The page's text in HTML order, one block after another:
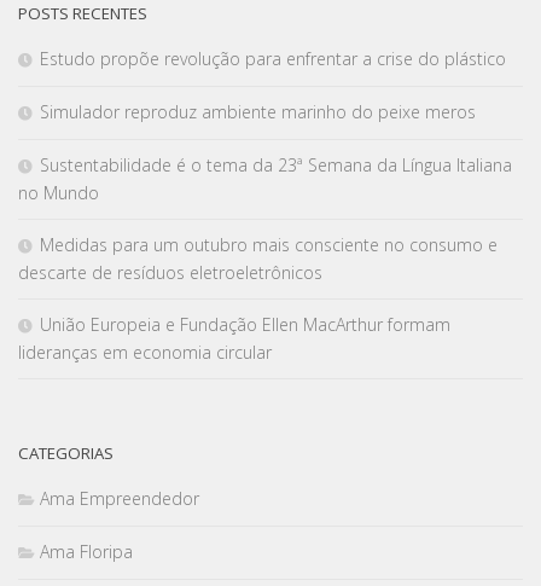
POSTS RECENTES
Estudo propõe revolução para enfrentar a crise do plástico
Simulador reproduz ambiente marinho do peixe meros
Sustentabilidade é o tema da 23ª Semana da Língua Italiana
no Mundo
Medidas para um outubro mais consciente no consumo e
descarte de resíduos eletroeletrônicos
União Europeia e Fundação Ellen MacArthur formam
lideranças em economia circular
CATEGORIAS
Ama Empreendedor
Ama Floripa